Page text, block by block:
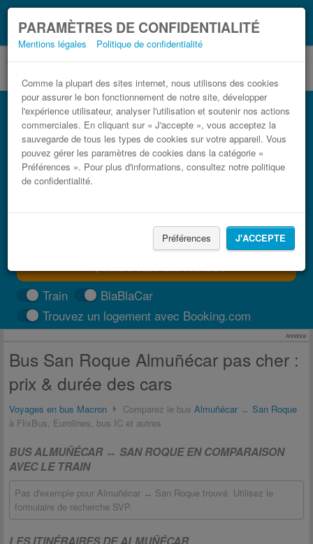
PARAMÈTRES DE CONFIDENTIALITÉ
Mentions légales Politique de confidentialité
Comme la plupart des sites internet, nous utilisons des cookies
pour assurer le bon fonctionnement de notre site, développer
l'expérience utilisateur, analyser l'utilisation et soutenir nos actions
commerciales. En cliquant sur « J'accepte », vous acceptez la
sauvegarde de tous les types de cookies sur votre appareil. Vous
pouvez gérer les paramètres de cookies dans la catégorie «
Préférences ». Pour plus d'informations, consultez notre politique
de confidentialité.
Préférences J'ACCEPTE
Coronavirus (COVID-19):Ce que vous devez
savoir, lorsque vous voyagez
Bus Almuñécar San Roque pas cher
Trouvez votre billet de bus moins cher
TROUVER UN TRAJET
Train
BlaBlaCar
Trouvez un logement avec Booking.com
Annonce
Bus San Roque Almuñécar pas cher :
prix & durée des cars
Voyages en bus Macron Comparez le bus Almuñécar ↔ San Roque
à FlixBus, Eurolines, bus IC et autres
BUS ALMUÑÉCAR ↔ SAN ROQUE EN COMPARAISON
AVEC LE TRAIN
Pas d'exemple pour Almuñécar ↔ San Roque trouvé. Utilisez le
formulaire de recherche SVP.